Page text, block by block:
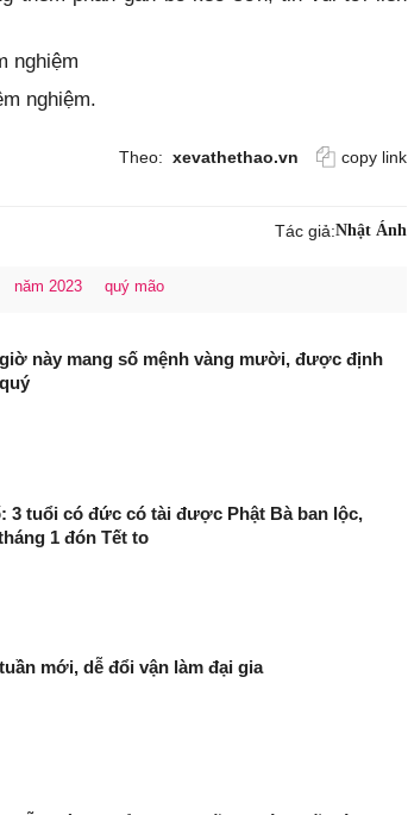
nghiệm
nghiệm.
Theo: xevathethao.vn copy link
Tác giả:Nhật Ánh
năm 2023 quý mão
này mang số mệnh vàng mười, được định
3 tuổi có đức có tài được Phật Bà ban lộc,
1 đón Tết to
mới, dễ đổi vận làm đại gia